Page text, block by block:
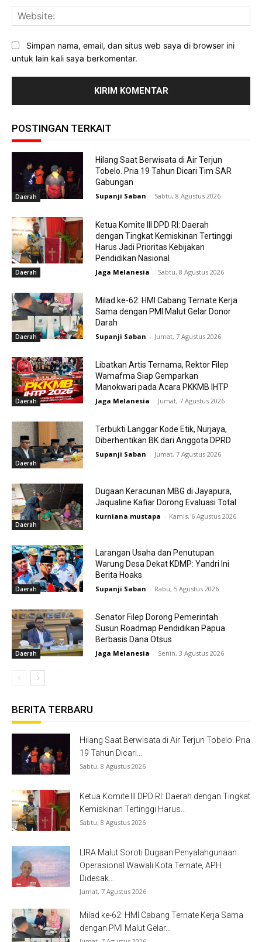
Simpan nama, email, dan situs web saya di browser ini
untuk lain kali saya berkomentar.
POSTINGAN TERKAIT
Daerah
Hilang Saat Berwisata di Air Terjun
Tobelo. Pria 19 Tahun Dicari Tim SAR
Gabungan
Supanji Saban - Sabtu, 8 Agustus 2026
Daerah
Ketua Komite III DPD RI: Daerah
dengan Tingkat Kemiskinan Tertinggi
Harus Jadi Prioritas Kebijakan
Pendidikan Nasional
Jaga Melanesia - Sabtu, 8 Agustus 2026
Daerah
Milad ke-62: HMI Cabang Ternate Kerja
Sama dengan PMI Malut Gelar Donor
Darah
Supanji Saban - Jumat, 7 Agustus 2026
Daerah
Libatkan Artis Ternama, Rektor Filep
Wamafma Siap Gemparkan
Manokwari pada Acara PKKMB IHTP
Jaga Melanesia - Jumat, 7 Agustus 2026
Daerah
Terbukti Langgar Kode Etik, Nurjaya,
Diberhentikan BK dari Anggota DPRD
Supanji Saban - Jumat, 7 Agustus 2026
Daerah
Dugaan Keracunan MBG di Jayapura,
Jaqualine Kafiar Dorong Evaluasi Total
kurniana mustapa - Kamis, 6 Agustus 2026
Daerah
Larangan Usaha dan Penutupan
Warung Desa Dekat KDMP: Yandri Ini
Berita Hoaks
Supanji Saban - Rabu, 5 Agustus 2026
Daerah
Senator Filep Dorong Pemerintah
Susun Roadmap Pendidikan Papua
Berbasis Dana Otsus
Jaga Melanesia - Senin, 3 Agustus 2026
BERITA TERBARU
Hilang Saat Berwisata di Air Terjun Tobelo. Pria
19 Tahun Dicari...
Sabtu, 8 Agustus 2026
Ketua Komite III DPD RI: Daerah dengan Tingkat
Kemiskinan Tertinggi Harus...
Sabtu, 8 Agustus 2026
LIRA Malut Soroti Dugaan Penyalahgunaan
Operasional Wawali Kota Ternate, APH
Didesak...
Jumat, 7 Agustus 2026
Milad ke-62: HMI Cabang Ternate Kerja Sama
dengan PMI Malut Gelar...